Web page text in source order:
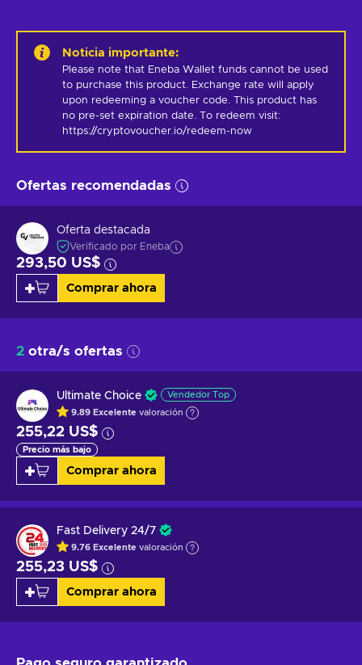
Noticia importante:
Please note that Eneba Wallet funds cannot be used
to purchase this product. Exchange rate will apply
upon redeeming a voucher code. This product has
no pre-set expiration date. To redeem visit:
https://cryptovoucher.io/redeem-now
Ofertas recomendadas
Oferta destacada
Verificado por Eneba
293,50 US$
Comprar ahora
2 otra/s ofertas
Ultimate Choice Vendedor Top
9.89 Excelente valoración
255,22 US$
Precio más bajo
Comprar ahora
Fast Delivery 24/7
9.76 Excelente valoración
255,23 US$
Comprar ahora